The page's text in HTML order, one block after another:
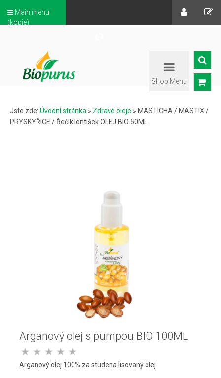
Main menu
(kopie)
Shop Menu
Jste zde: Úvodní stránka » Zdravé oleje » MASTICHA / MASTIX /
PRYSKYŘICE / Řečík lentišek OLEJ BIO 50ML
Arganový olej s pumpou BIO 100ML
Arganový olej 100% za studena lisovaný olej.